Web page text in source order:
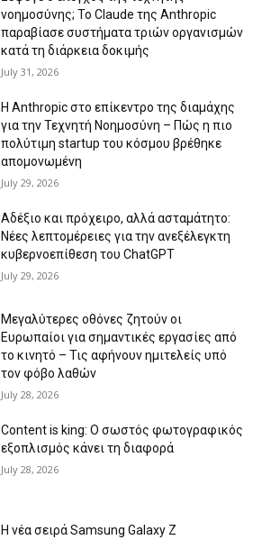
νοημοσύνης; Το Claude της Anthropic
παραβίασε συστήματα τριών οργανισμών
κατά τη διάρκεια δοκιμής
July 31, 2026
Η Anthropic στο επίκεντρο της διαμάχης
για την Τεχνητή Νοημοσύνη – Πώς η πιο
πολύτιμη startup του κόσμου βρέθηκε
απομονωμένη
July 29, 2026
Αδέξιο και πρόχειρο, αλλά ασταμάτητο:
Νέες λεπτομέρειες για την ανεξέλεγκτη
κυβερνοεπίθεση του ChatGPT
July 29, 2026
Μεγαλύτερες οθόνες ζητούν οι
Ευρωπαίοι για σημαντικές εργασίες από
το κινητό – Τις αφήνουν ημιτελείς υπό
τον φόβο λαθών
July 28, 2026
Content is king: Ο σωστός φωτογραφικός
εξοπλισμός κάνει τη διαφορά
July 28, 2026
Η νέα σειρά Samsung Galaxy Ζ